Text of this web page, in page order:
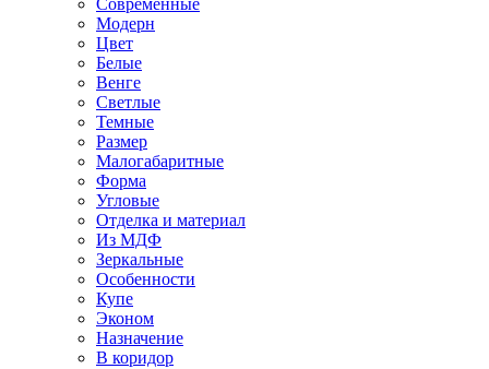
Современные
Модерн
Цвет
Белые
Венге
Светлые
Темные
Размер
Малогабаритные
Форма
Угловые
Отделка и материал
Из МДФ
Зеркальные
Особенности
Купе
Эконом
Назначение
В коридор